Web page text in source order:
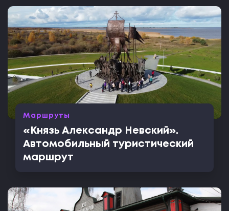
Маршруты
«Князь Александр Невский».
Автомобильный туристический
маршрут